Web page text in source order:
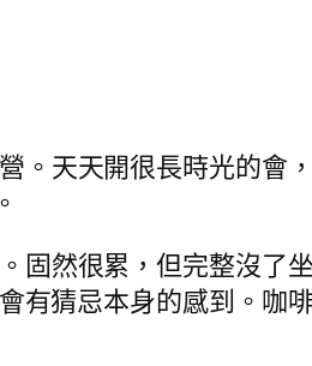
。天天開很長時光的會
固然很累，但完整沒了
有猜忌本身的感到。咖